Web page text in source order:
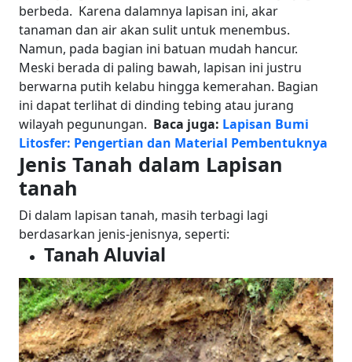
berbeda. Karena dalamnya lapisan ini, akar
tanaman dan air akan sulit untuk menembus.
Namun, pada bagian ini batuan mudah hancur.
Meski berada di paling bawah, lapisan ini justru
berwarna putih kelabu hingga kemerahan. Bagian
ini dapat terlihat di dinding tebing atau jurang
wilayah pegunungan. Baca juga: Lapisan Bumi
Litosfer: Pengertian dan Material Pembentuknya
Jenis Tanah dalam Lapisan
tanah
Di dalam lapisan tanah, masih terbagi lagi
berdasarkan jenis-jenisnya, seperti:
Tanah Aluvial